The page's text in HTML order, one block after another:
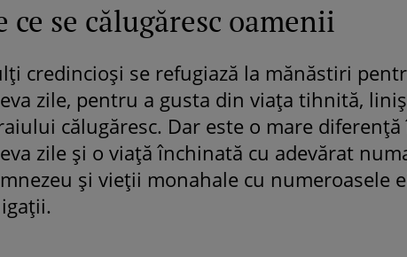
ce se călugăresc oamenii
credincioși se refugiază la mănăstiri
zile, pentru a gusta din viața tihnită,
călugăresc. Dar este o mare
zile și o viață închinată cu adevărat
și vieții monahale cu numeroasele